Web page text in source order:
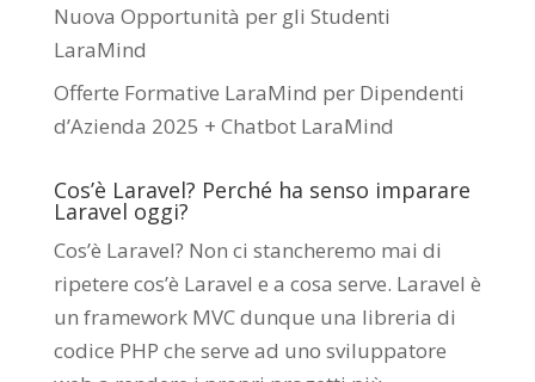
Nuova Opportunità per gli Studenti
LaraMind
Offerte Formative LaraMind per Dipendenti
d’Azienda 2025 + Chatbot LaraMind
Cos’è Laravel? Perché ha senso imparare
Laravel oggi?
Cos’è Laravel? Non ci stancheremo mai di
ripetere cos’è Laravel e a cosa serve. Laravel è
un framework MVC dunque una libreria di
codice PHP che serve ad uno sviluppatore